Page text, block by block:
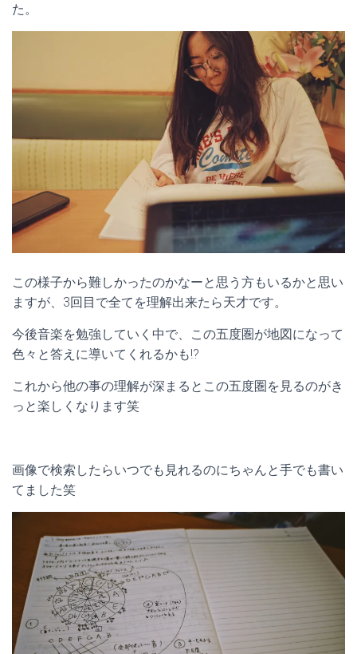
た。
この様子から難しかったのかなーと思う方もいるかと思い
ますが、3回目で全てを理解出来たら天才です。
今後音楽を勉強していく中で、この五度圏が地図になって
色々と答えに導いてくれるかも!?
これから他の事の理解が深まるとこの五度圏を見るのがき
っと楽しくなります笑
画像で検索したらいつでも見れるのにちゃんと手でも書い
てました笑